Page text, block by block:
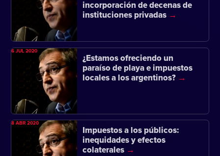
incorporación de decenas de
instituciones privadas
¿Estamos ofreciendo un
paraíso de playa e impuestos
locales a los argentinos?
6 JUL 2020
Impuestos a los públicos:
inequidades y efectos
colaterales
8 ABR 2020